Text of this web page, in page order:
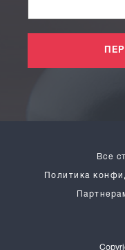
Все
Политика